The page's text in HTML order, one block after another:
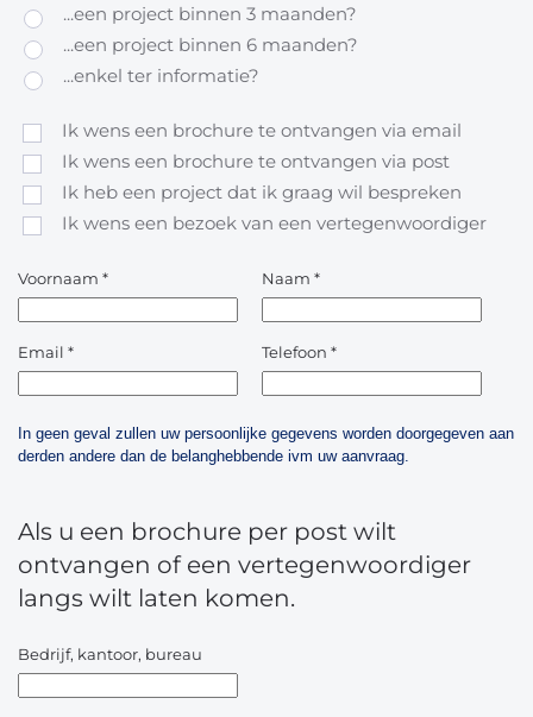
...een project binnen 3 maanden?
...een project binnen 6 maanden?
...enkel ter informatie?
Ik wens een brochure te ontvangen via email
Ik wens een brochure te ontvangen via post
Ik heb een project dat ik graag wil bespreken
Ik wens een bezoek van een vertegenwoordiger
Voornaam * Naam *
Email * Telefoon *
In geen geval zullen uw persoonlijke gegevens worden doorgegeven aan
derden andere dan de belanghebbende ivm uw aanvraag.
Als u een brochure per post wilt
ontvangen of een vertegenwoordiger
langs wilt laten komen.
Bedrijf, kantoor, bureau